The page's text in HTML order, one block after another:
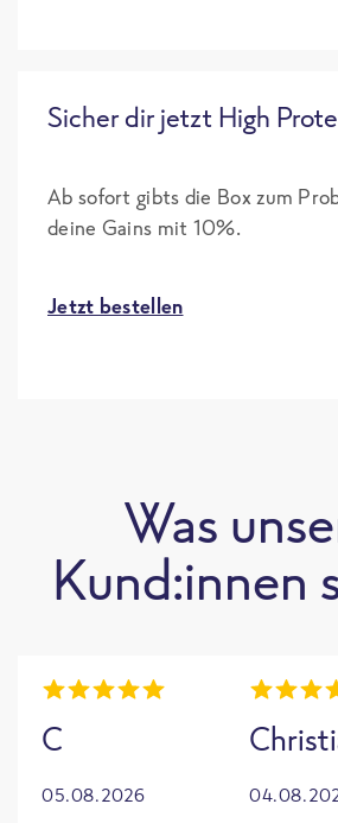
Sicher dir jetzt High
Ab sofort gibts die Box zum
deine Gains mit 10%.
Jetzt bestellen
Was
Kund:innen
C
05.08.2026